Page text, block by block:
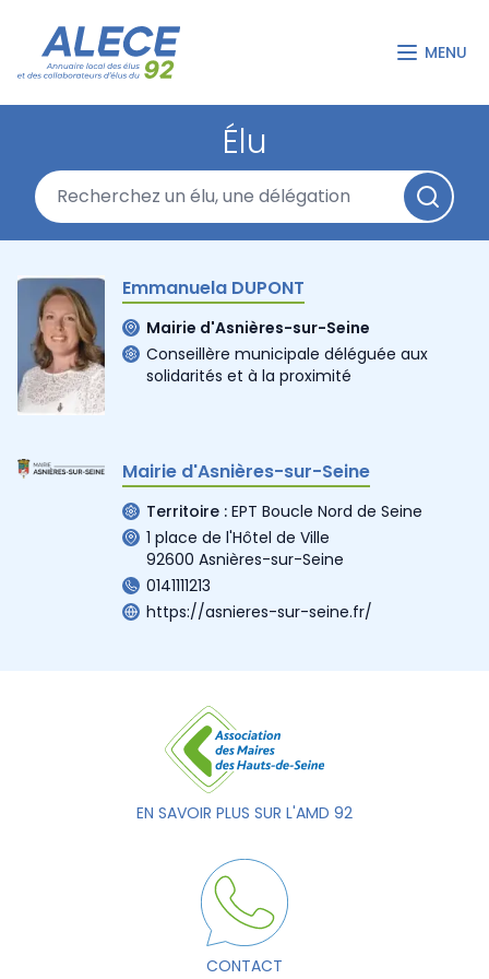
MENU
Élu
Emmanuela DUPONT
Mairie d'Asnières-sur-Seine
Conseillère municipale déléguée aux
solidarités et à la proximité
Mairie d'Asnières-sur-Seine
Territoire : EPT Boucle Nord de Seine
1 place de l'Hôtel de Ville
92600 Asnières-sur-Seine
0141111213
https://asnieres-sur-seine.fr/
EN SAVOIR PLUS SUR L'AMD 92
CONTACT